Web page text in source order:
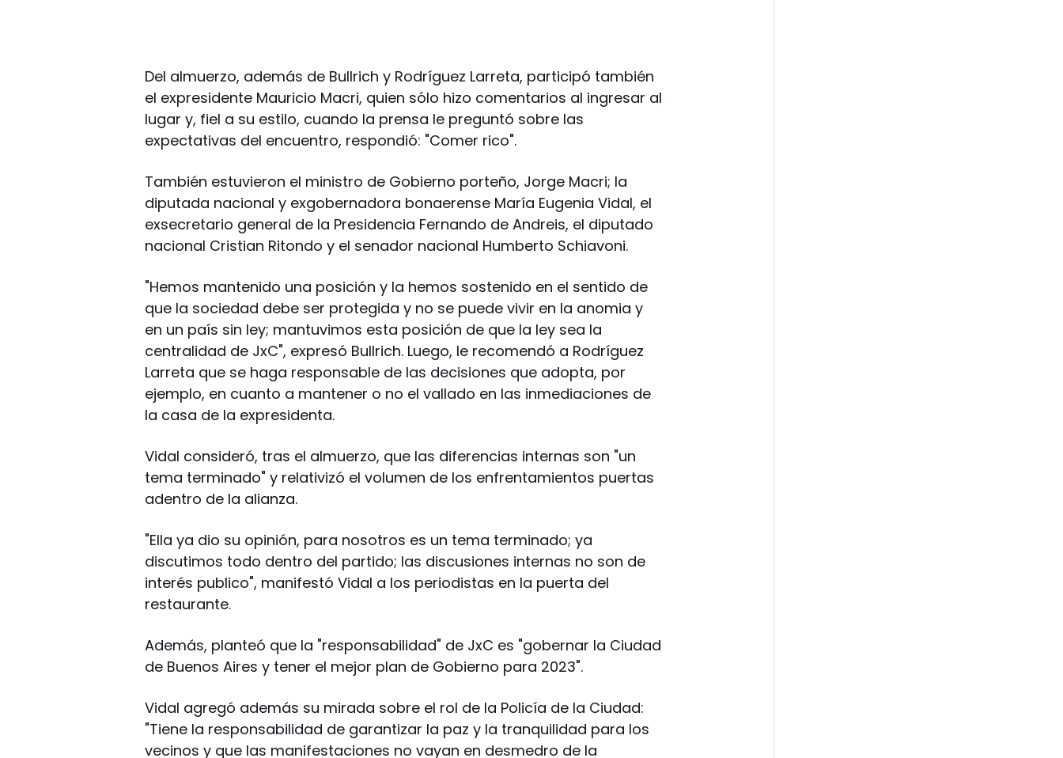
Del almuerzo, además de Bullrich y Rodríguez Larreta, participó también
el expresidente Mauricio Macri, quien sólo hizo comentarios al ingresar al
lugar y, fiel a su estilo, cuando la prensa le preguntó sobre las
expectativas del encuentro, respondió: "Comer rico".
También estuvieron el ministro de Gobierno porteño, Jorge Macri; la
diputada nacional y exgobernadora bonaerense María Eugenia Vidal, el
exsecretario general de la Presidencia Fernando de Andreis, el diputado
nacional Cristian Ritondo y el senador nacional Humberto Schiavoni.
"Hemos mantenido una posición y la hemos sostenido en el sentido de
que la sociedad debe ser protegida y no se puede vivir en la anomia y
en un país sin ley; mantuvimos esta posición de que la ley sea la
centralidad de JxC", expresó Bullrich. Luego, le recomendó a Rodríguez
Larreta que se haga responsable de las decisiones que adopta, por
ejemplo, en cuanto a mantener o no el vallado en las inmediaciones de
la casa de la expresidenta.
Vidal consideró, tras el almuerzo, que las diferencias internas son "un
tema terminado" y relativizó el volumen de los enfrentamientos puertas
adentro de la alianza.
"Ella ya dio su opinión, para nosotros es un tema terminado; ya
discutimos todo dentro del partido; las discusiones internas no son de
interés publico", manifestó Vidal a los periodistas en la puerta del
restaurante.
Además, planteó que la "responsabilidad" de JxC es "gobernar la Ciudad
de Buenos Aires y tener el mejor plan de Gobierno para 2023".
Vidal agregó además su mirada sobre el rol de la Policía de la Ciudad:
"Tiene la responsabilidad de garantizar la paz y la tranquilidad para los
vecinos y que las manifestaciones no vayan en desmedro de la